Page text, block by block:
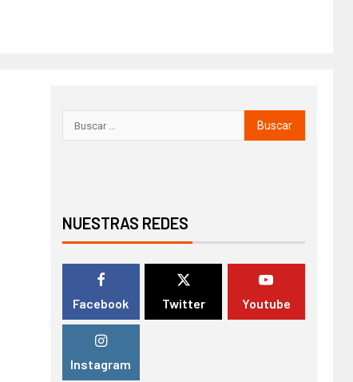
NUESTRAS REDES
Facebook Twitter Youtube
Instagram